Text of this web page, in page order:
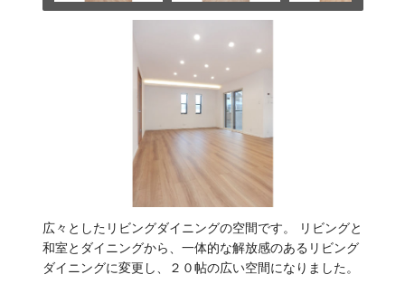
広々としたリビングダイニングの空間です。 リビングと
和室とダイニングから、一体的な解放感のあるリビング
ダイニングに変更し、２０帖の広い空間になりました。